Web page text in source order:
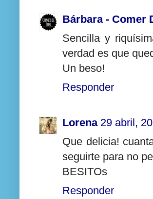
Bárbara - Comer
Sencilla y
verdad es que
Un beso!
Responder
Lorena 29 abril,
Que delicia!
seguirte para no
BESITOs
Responder